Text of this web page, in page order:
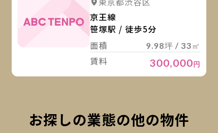
京王線
笹塚駅 / 徒歩5分
面積
9.98坪 / 33㎡
賃料 300,000円
お探しの業態の他の物件